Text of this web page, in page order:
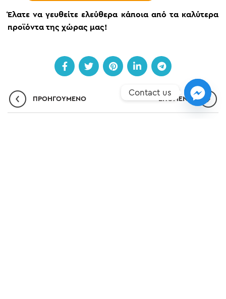
Έλατε να γευθείτε ελεύθερα κάποια από τα καλύτερα
προϊόντα της χώρας μας!
ΠΡΟΗΓΟΎΜΕΝΟ ΕΠΌΜΕΝO
Contact us